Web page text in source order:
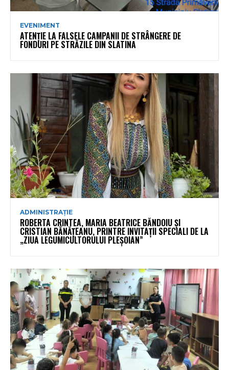
EVENIMENT
ATENȚIE LA FALSELE CAMPANII DE STRÂNGERE DE
FONDURI PE STRĂZILE DIN SLATINA
ADMINISTRAȚIE
ROBERTA CRINTEA, MARIA BEATRICE BĂNDOIU ȘI
CRISTIAN BĂNĂȚEANU, PRINTRE INVITAȚII SPECIALI DE LA
„ZIUA LEGUMICULTORULUI PLEȘOIAN”